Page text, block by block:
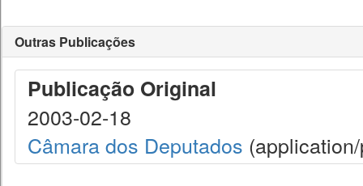
Outras Publicações
Publicação Original
2003-02-18
Câmara dos Deputados